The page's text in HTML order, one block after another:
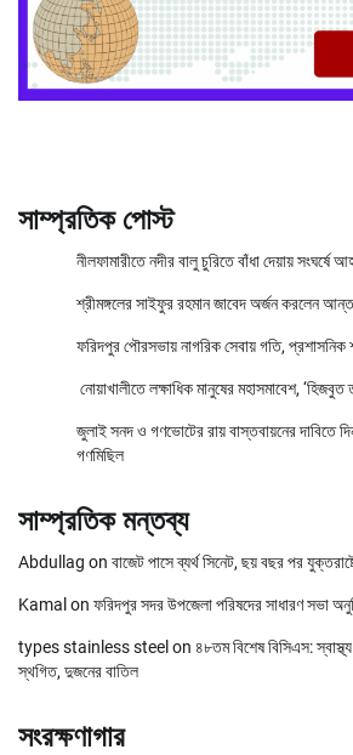
সাম্প্রতিক পোস্ট
নীলফামারীতে নদীর বালু চুরিতে বাঁধা দেয়ায় সংঘর্ষে
শ্রীমঙ্গলের সাইফুর রহমান জাবেদ অর্জন করলেন
ফরিদপুর পৌরসভায় নাগরিক সেবায় গতি,
নোয়াখালীতে লক্ষাধিক মানুষের মহাসমাবেশ, ‘হিজবুত
জুলাই সনদ ও গণভোটের রায় বাস্তবায়নের দাবিতে
গণমিছিল
সাম্প্রতিক মন্তব্য
Abdullag on বাজেট পাসে ব্যর্থ সিনেট, ছয় বছর পর
Kamal on ফরিদপুর সদর উপজেলা পরিষদের সাধারণ সভা
types stainless steel on ৪৮তম বিশেষ বিসিএস:
স্থগিত, দুজনের বাতিল
সংরক্ষণাগার